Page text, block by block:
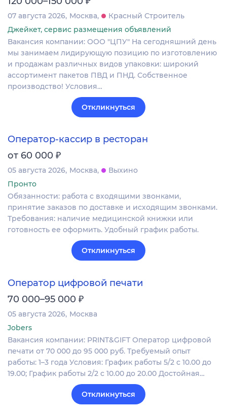
07 августа 2026 Москва
Красный Строитель
Джейкет, сервис размещения объявлений
Вакансия компании: ООО "ЦПУ" На сегодняшний день
мы занимаем лидирующую позицию по изготовлению
и продажам различных видов упаковки: широкий
ассортимент пакетов ПВД и ПНД. Собственное
производство! Условия…
Откликнуться
Оператор-кассир в ресторан
от 60 000 ₽
05 августа 2026 Москва
Выхино
Пронто
Обязанности: работа с входящими звонками,
принятие заказов по доставке и исходящим звонками.
Требования: наличие медицинской книжки или
готовность ее оформить. Удобный график работы.
Откликнуться
Оператор цифровой печати
70 000–95 000 ₽
05 августа 2026 Москва
Jobers
Вакансия компании: PRINT&GIFT Оператор цифровой
печати от 70 000 до 95 000 руб. Требуемый опыт
работы: 1–3 года Условия: График работы 5/2 с 10.00 до
19.00; График работы 2/2 c 10.00 до 20.00 Достойная…
Откликнуться